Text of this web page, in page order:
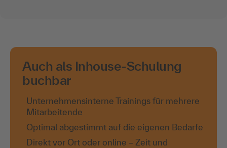
Auch als Inhouse-Schulung
buchbar
Unternehmensinterne Trainings für mehrere
Mitarbeitende
Optimal abgestimmt auf die eigenen Bedarfe
Direkt vor Ort oder online – Zeit und